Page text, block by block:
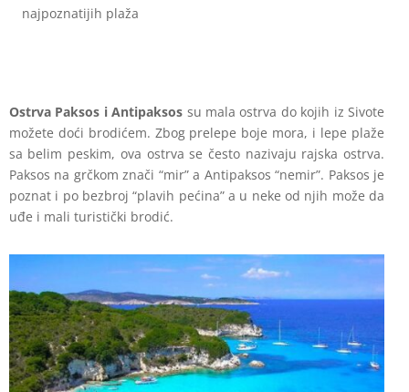
najpoznatijih plaža
Ostrva Paksos i Antipaksos su mala ostrva do kojih iz Sivote
možete doći brodićem. Zbog prelepe boje mora, i lepe plaže
sa belim peskim, ova ostrva se često nazivaju rajska ostrva.
Paksos na grčkom znači “mir” a Antipaksos “nemir”. Paksos je
poznat i po bezbroj “plavih pećina” a u neke od njih može da
uđe i mali turistički brodić.